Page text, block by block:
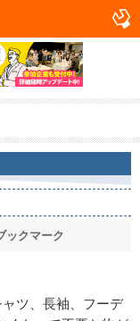
ックマーク
ツ、長袖、フーデ